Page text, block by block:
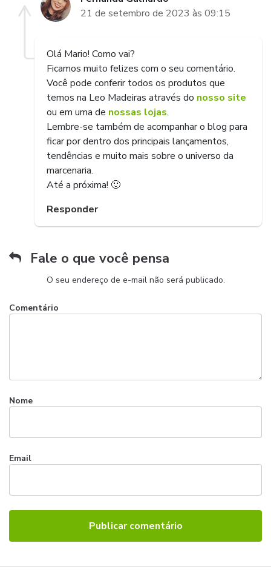
21 de setembro de 2023 às 09:15
Olá Mario! Como vai?
Ficamos muito felizes com o seu comentário.
Você pode conferir todos os produtos que
temos na Leo Madeiras através do nosso site
ou em uma de nossas lojas.
Lembre-se também de acompanhar o blog para
ficar por dentro dos principais lançamentos,
tendências e muito mais sobre o universo da
marcenaria.
Até a próxima! 🙂
Responder
Fale o que você pensa
O seu endereço de e-mail não será publicado.
Nome
Email
Comentário